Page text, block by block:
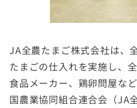
JA全農たまご株式会社は、
たまごの仕入れを実施し、
食品メーカー、鶏卵問屋な
国農業協同組合連合会（JA